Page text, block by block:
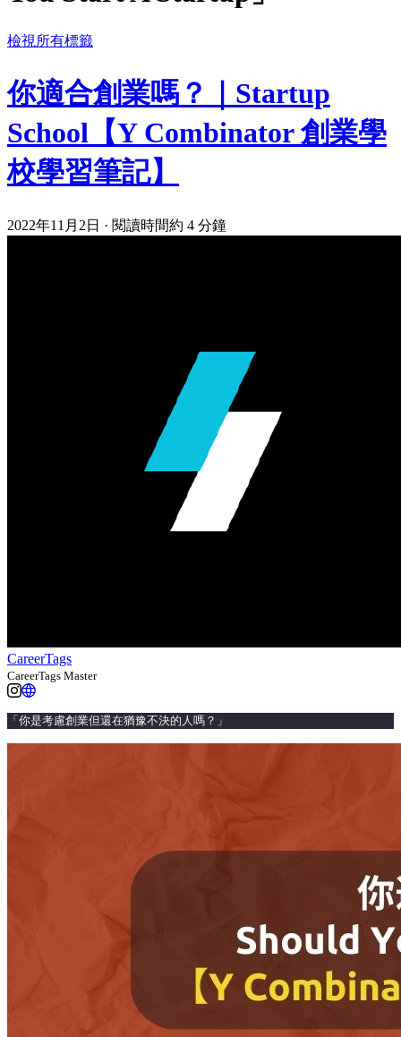
檢視所有標籤
你適合創業嗎？｜Startup
School【Y Combinator 創業學
校學習筆記】
2022年11月2日 · 閱讀時間約 4 分鐘
CareerTags
CareerTags Master
「你是考慮創業但還在猶豫不決的人嗎？」